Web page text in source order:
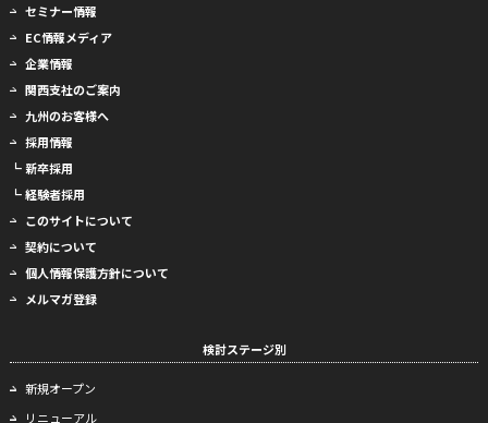
セミナー情報
EC情報メディア
企業情報
関西支社のご案内
九州のお客様へ
採用情報
┗ 新卒採用
┗ 経験者採用
このサイトについて
契約について
個人情報保護方針について
メルマガ登録
検討ステージ別
新規オープン
リニューアル